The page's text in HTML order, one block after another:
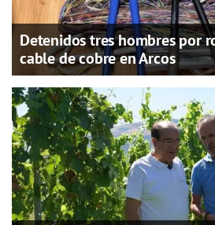
Detenidos tres hombres por
cable de cobre en Arcos